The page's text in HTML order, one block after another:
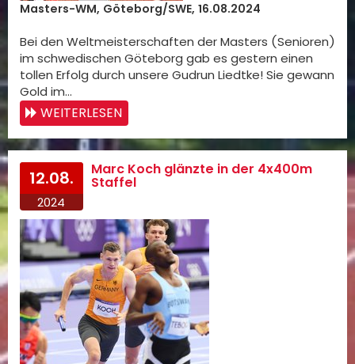
Masters-WM, Göteborg/SWE, 16.08.2024
Bei den Weltmeisterschaften der Masters (Senioren)
im schwedischen Göteborg gab es gestern einen
tollen Erfolg durch unsere Gudrun Liedtke! Sie gewann
Gold im…
WEITERLESEN
12.08.
2024
Marc Koch glänzte in der 4x400m
Staffel